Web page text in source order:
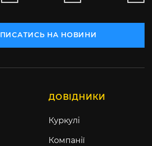
НА НОВИНИ
ДОВІДНИКИ
Куркулі
Компанії